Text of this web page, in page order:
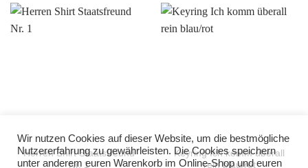
Herren Shirt Staatsfreund
Nr. 1
Keyring Ich komm überall
rein blau/rot
Wir nutzen Cookies auf dieser Website, um die bestmögliche
Nutzererfahrung zu gewährleisten. Die Cookies speichern
unter anderem euren Warenkorb im Online-Shop und euren